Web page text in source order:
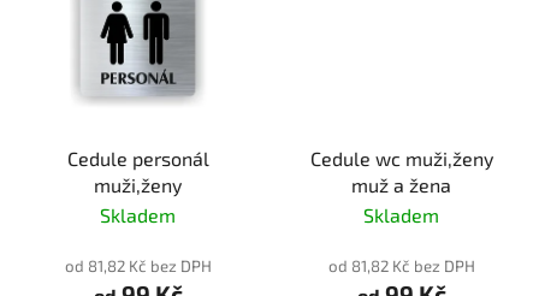
Cedule personál
muži,ženy
Skladem
od 81,82 Kč bez DPH
Cedule wc muži,ženy
muž a žena
Skladem
od 81,82 Kč bez DPH